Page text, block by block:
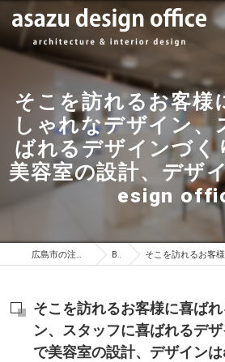
そこを訪れるお客様
しゃれなデザイン、
ばれるデザインづく
美容室の設計、デザ
esign
広島市の注文住宅はasazu design office BLOG そこを訪れるお客様に喜ばれるおしゃれなデザイン、
そこを訪れるお客様に喜ば
ン、スタッフに喜ばれるデ
で美容室の設計、デザイン